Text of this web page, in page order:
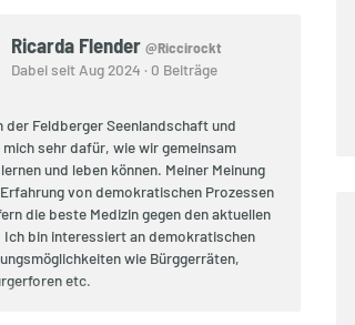
Ricarda Flender @Riccirockt
Dabei seit Aug 2024 · 0 Beiträge
der Feldberger Seenlandschaft und
sehr dafür, wie wir gemeinsam
und leben können. Meiner Meinung
von demokratischen Prozessen
die beste Medizin gegen den aktuellen
Ich bin interessiert an demokratischen
wie Bürggerräten,
etc.